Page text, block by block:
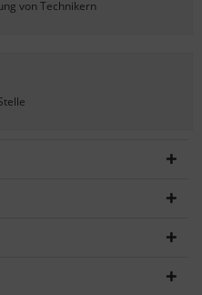
von Technikern